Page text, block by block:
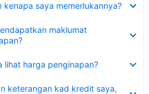
saya memerlukannya?
maklumat
lihat harga penginapan?
keterangan kad kredit saya,